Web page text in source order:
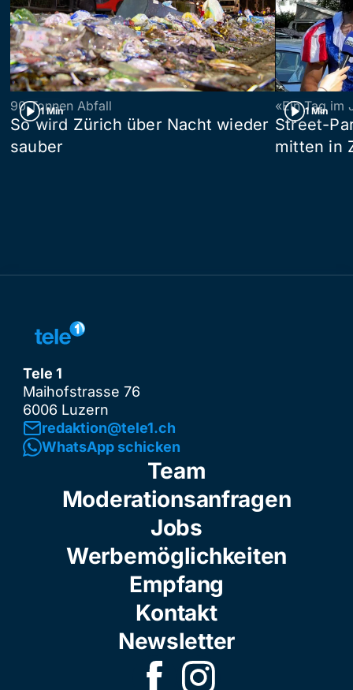
1 Min
90 Tonnen Abfall
So wird Zürich über Nacht wieder
sauber
1 Min
«Ein Tag im
Street-
mitten in
Tele 1
Maihofstrasse 76
6006 Luzern
redaktion@tele1.ch
WhatsApp schicken
Team
Moderationsanfragen
Jobs
Werbemöglichkeiten
Empfang
Kontakt
Newsletter